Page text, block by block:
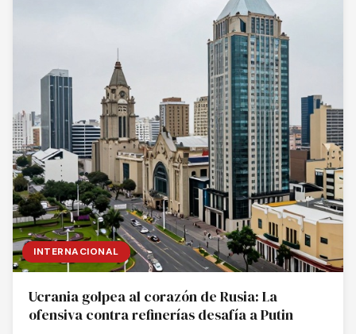
INTERNACIONAL
Ucrania golpea al corazón de Rusia: La
ofensiva contra refinerías desafía a Putin